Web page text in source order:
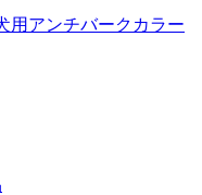
用アンチバークカラー